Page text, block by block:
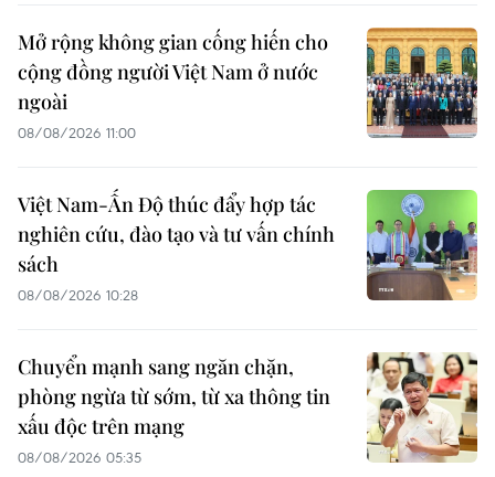
Mở rộng không gian cống hiến cho
cộng đồng người Việt Nam ở nước
ngoài
08/08/2026 11:00
Việt Nam-Ấn Độ thúc đẩy hợp tác
nghiên cứu, đào tạo và tư vấn chính
sách
08/08/2026 10:28
Chuyển mạnh sang ngăn chặn,
phòng ngừa từ sớm, từ xa thông tin
xấu độc trên mạng
08/08/2026 05:35